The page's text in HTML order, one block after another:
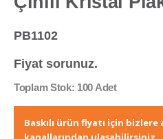
PB1102
Fiyat sorunuz.
Toplam Stok: 100 Adet
Baskılı ürün fiyatı için bizlere